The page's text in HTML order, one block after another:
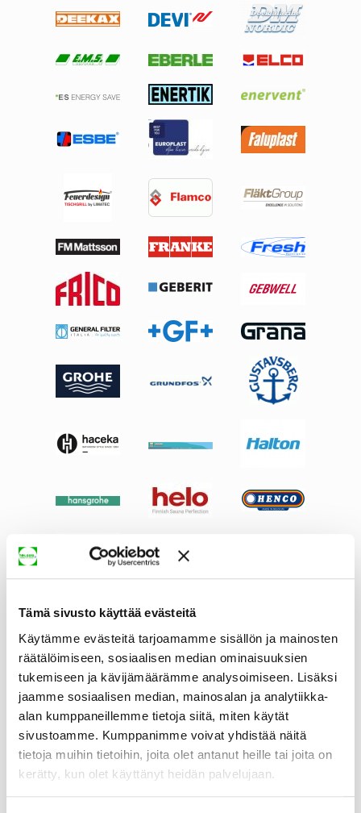
Tämä sivusto käyttää evästeitä
Käytämme evästeitä tarjoamamme sisällön ja mainosten
räätälöimiseen, sosiaalisen median ominaisuuksien
tukemiseen ja kävijämäärämme analysoimiseen. Lisäksi
jaamme sosiaalisen median, mainosalan ja analytiikka-
alan kumppaneillemme tietoja siitä, miten käytät
sivustoamme. Kumppanimme voivat yhdistää näitä
tietoja muihin tietoihin, joita olet antanut heille tai joita on
kerätty, kun olet käyttänyt heidän palvelujaan.